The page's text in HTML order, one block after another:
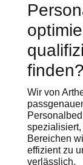
finden?
Wir von
Bereichen
effizient zu
verlässlich.